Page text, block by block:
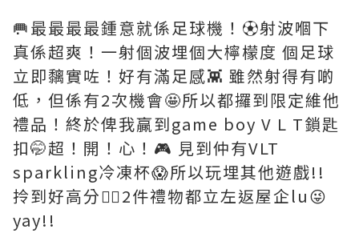
🥅最最最最鍾意就係足球機！⚽️射波嗰下
真係超爽！一射個波埋個大檸檬度 個足球
立即黐實咗！好有滿足感👾 雖然射得有啲
低，但係有2次機會🤩所以都攞到限定維他
禮品！終於俾我贏到game boy V L T鎖匙
扣🤭超！開！心！🎮 見到仲有VLT
sparkling冷凍杯😱所以玩埋其他遊戲!!
拎到好高分✌🏻2件禮物都立左返屋企lu😜
yay!!